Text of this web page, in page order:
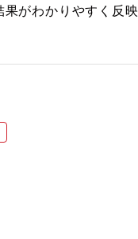
果がわかりやすく反